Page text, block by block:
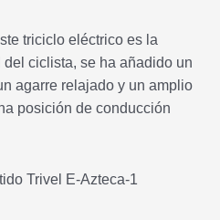
triciclo eléctrico es la
ciclista, se ha añadido un
agarre relajado y un amplio
posición de conducción